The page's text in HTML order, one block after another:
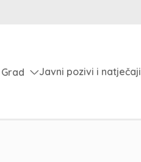
Grad Javni pozivi i natječaji